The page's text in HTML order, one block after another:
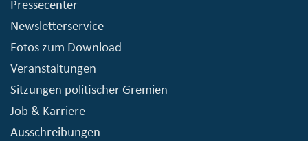
Pressecenter
Newsletterservice
Fotos zum Download
Veranstaltungen
Sitzungen politischer Gremien
Job & Karriere
Ausschreibungen